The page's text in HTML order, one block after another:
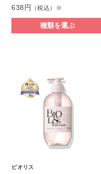
638円
（税込）※
種類を選ぶ
ビオリス